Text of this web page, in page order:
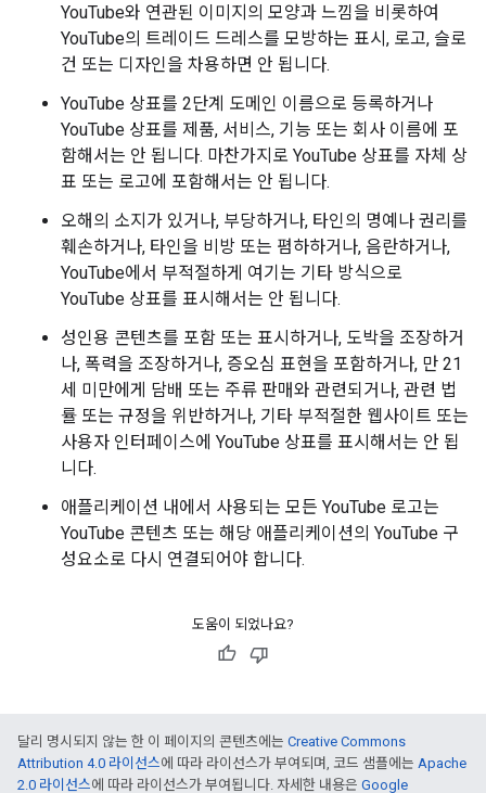
YouTube와 연관된 이미지의 모양과 느낌을 비롯하여
YouTube의 트레이드 드레스를 모방하는 표시, 로고, 슬로
건 또는 디자인을 차용하면 안 됩니다.
YouTube 상표를 2단계 도메인 이름으로 등록하거나
YouTube 상표를 제품, 서비스, 기능 또는 회사 이름에 포
함해서는 안 됩니다. 마찬가지로 YouTube 상표를 자체 상
표 또는 로고에 포함해서는 안 됩니다.
오해의 소지가 있거나, 부당하거나, 타인의 명예나 권리를
훼손하거나, 타인을 비방 또는 폄하하거나, 음란하거나,
YouTube에서 부적절하게 여기는 기타 방식으로
YouTube 상표를 표시해서는 안 됩니다.
성인용 콘텐츠를 포함 또는 표시하거나, 도박을 조장하거
나, 폭력을 조장하거나, 증오심 표현을 포함하거나, 만 21
세 미만에게 담배 또는 주류 판매와 관련되거나, 관련 법
률 또는 규정을 위반하거나, 기타 부적절한 웹사이트 또는
사용자 인터페이스에 YouTube 상표를 표시해서는 안 됩
니다.
애플리케이션 내에서 사용되는 모든 YouTube 로고는
YouTube 콘텐츠 또는 해당 애플리케이션의 YouTube 구
성요소로 다시 연결되어야 합니다.
도움이 되었나요?
달리 명시되지 않는 한 이 페이지의 콘텐츠에는 Creative Commons
Attribution 4.0 라이선스에 따라 라이선스가 부여되며, 코드 샘플에는 Apache
2.0 라이선스에 따라 라이선스가 부여됩니다. 자세한 내용은 Google